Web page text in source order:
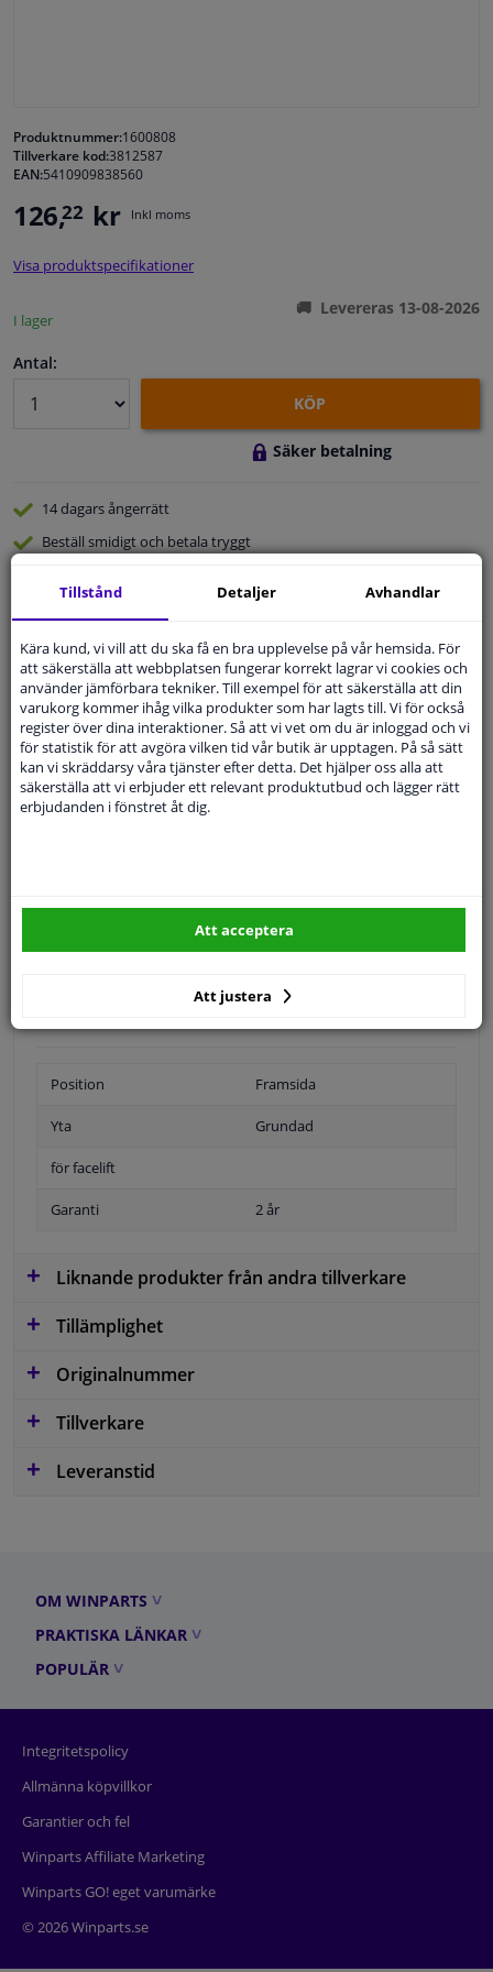
Bilvård & Tillbehör
Verkstad & Verktyg
Husbil, motorcykel, cykel & båt
Sensorer & Elsystem
Produktnummer:1600808
Tillverkare kod:3812587
EAN:5410909838560
126,22 kr Inkl moms
Visa produktspecifikationer
I lager
Levereras 13-08-2026
Antal:
KÖP
Säker betalning
14 dagarsångerrätt
Beställsmidigt och betala tryggt
Kundservice:Inte Tillgänglig Via Telefon
Ställ din fråga hos våra produktspecialister.
Frågor Och Svar
SÖK
Position Framsida
Yta Grundad
för facelift
Garanti 2 år
Liknande produkter från andra tillverkare
Tillämplighet
Originalnummer
Tillverkare
Leveranstid
OM WINPARTS
PRAKTISKA LÄNKAR
POPULÄR
Integritetspolicy
Allmänna köpvillkor
Garantier och fel
Winparts Affiliate Marketing
Winparts GO! eget varumärke
© 2026 Winparts.se
Tillstånd Detaljer Avhandlar
Kära kund, vi vill att du ska få en bra upplevelse på vår hemsida. För
att säkerställa att webbplatsen fungerar korrekt lagrar vi cookies och
använder jämförbara tekniker. Till exempel för att säkerställa att din
varukorg kommer ihåg vilka produkter som har lagts till. Vi för också
register över dina interaktioner. Så att vi vet om du är inloggad och vi
för statistik för att avgöra vilken tid vår butik är upptagen. På så sätt
kan vi skräddarsy våra tjänster efter detta. Det hjälper oss alla att
säkerställa att vi erbjuder ett relevant produktutbud och lägger rätt
erbjudanden i fönstret åt dig.
Att justera
Att acceptera